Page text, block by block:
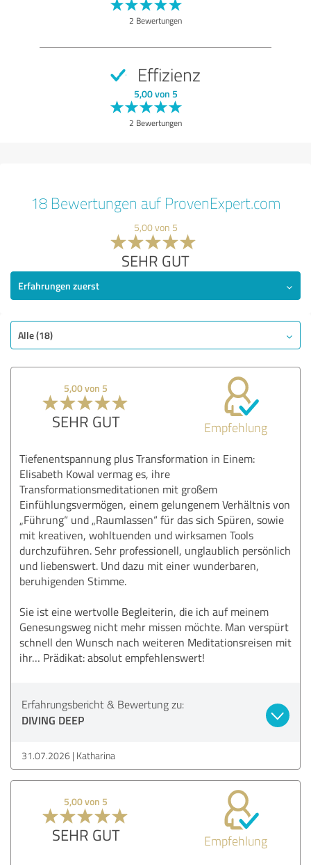
2 Bewertungen
Effizienz
5,00 von 5
2 Bewertungen
18 Bewertungen auf ProvenExpert.com
5,00 von 5
SEHR GUT
Erfahrungen zuerst
Alle (18)
5,00 von 5
SEHR GUT Empfehlung
Tiefenentspannung plus Transformation in Einem:
Elisabeth Kowal vermag es, ihre
Transformationsmeditationen mit großem
Einfühlungsvermögen, einem gelungenem Verhältnis von
„Führung“ und „Raumlassen“ für das sich Spüren, sowie
mit kreativen, wohltuenden und wirksamen Tools
durchzuführen. Sehr professionell, unglaublich persönlich
und liebenswert. Und dazu mit einer wunderbaren,
beruhigenden Stimme.
Sie ist eine wertvolle Begleiterin, die ich auf meinem
Genesungsweg nicht mehr missen möchte. Man verspürt
schnell den Wunsch nach weiteren Meditationsreisen mit
ihr… Prädikat: absolut empfehlenswert!
Erfahrungsbericht & Bewertung zu:
DIVING DEEP
31.07.2026 Katharina
5,00 von 5
SEHR GUT Empfehlung